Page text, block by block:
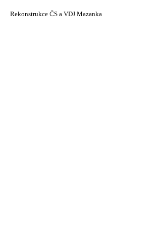
Rekonstrukce ČS a VDJ Mazanka